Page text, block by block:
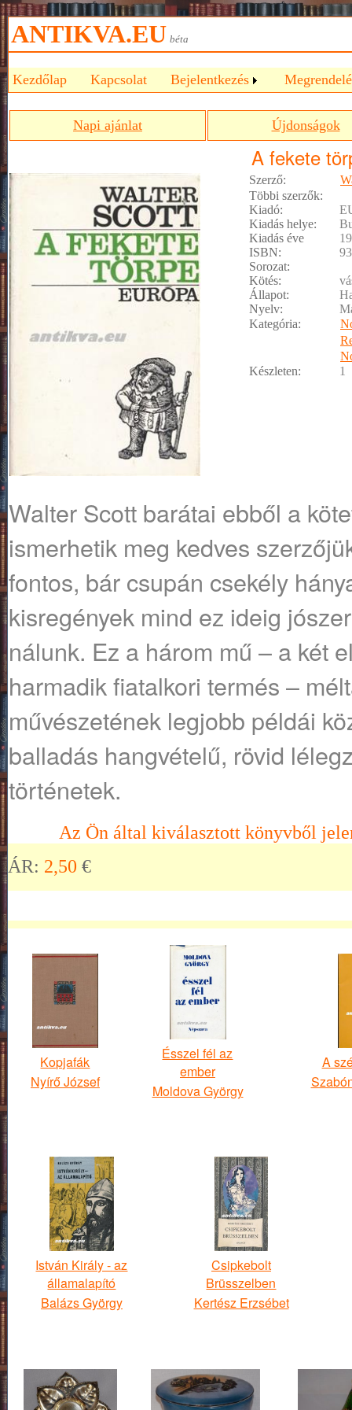
ANTIKVA.EU béta
Kezdőlap Kapcsolat Bejelentkezés
Napi ajánlat Újdonságok
A fekete
Szerző:
Többi szerzők:
Kiadó:
Kiadás helye:
Kiadás éve
ISBN:
Sorozat:
Kötés:
Állapot:
Nyelv:
Kategória:
Készleten:
1
Walter Scott barátai ebből a
ismerhetik meg kedves
fontos, bár csupán csekély
kisregények mind ez ideig
nálunk. Ez a három mű – a két
harmadik fiatalkori termés –
művészetének legjobb példái
balladás hangvételű, rövid
történetek.
Az Ön által kiválasztott könyvből
ÁR: 2,50 €
Kopjafák
Nyírő József
Ésszel fél az
ember
Moldova György
A
István Király - az
államalapító
Balázs György
Csipkebolt
Brüsszelben
Kertész Erzsébet